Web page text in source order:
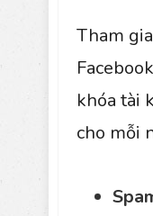
Tham
khóa tài
cho mỗi